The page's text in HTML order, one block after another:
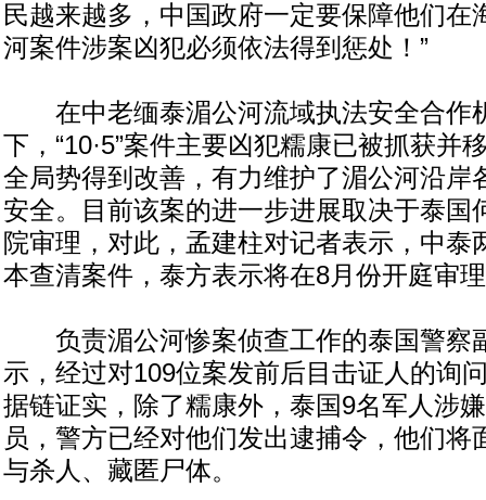
民越来越多，中国政府一定要保障他们在
河案件涉案凶犯必须依法得到惩处！”
在中老缅泰湄公河流域执法安全合作
下，“10·5”案件主要凶犯糯康已被抓获并
全局势得到改善，有力维护了湄公河沿岸
安全。目前该案的进一步进展取决于泰国
院审理，对此，孟建柱对记者表示，中泰
本查清案件，泰方表示将在8月份开庭审
负责湄公河惨案侦查工作的泰国警察
示，经过对109位案发前后目击证人的询
据链证实，除了糯康外，泰国9名军人涉
员，警方已经对他们发出逮捕令，他们将
与杀人、藏匿尸体。